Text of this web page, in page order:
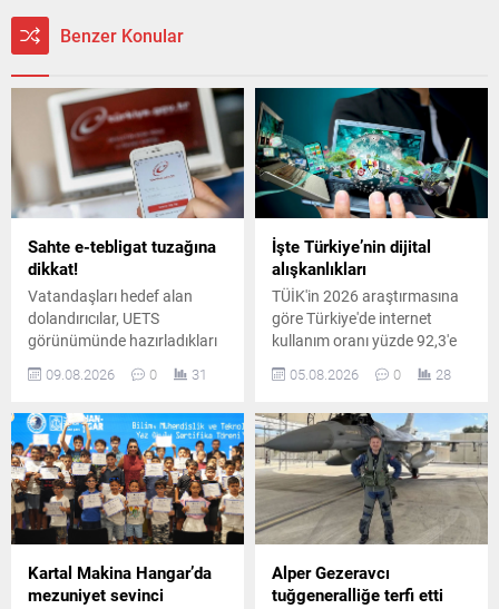
Benzer Konular
Sahte e-tebligat tuzağına
dikkat!
Vatandaşları hedef alan
dolandırıcılar, UETS
görünümünde hazırladıkları
sahte e-postalarla e-Devlet
bilgilerini ele geçirmeye
bağlantılara karşı uyarıyor.
09.08.2026 0 31
İşte Türkiye’nin dijital
alışkanlıkları
TÜİK'in 2026 araştırmasına
göre Türkiye'de internet
kullanım oranı yüzde 92,3'e
yükseldi. En çok kullanılan
sosyal medya ve
yüzde 90 ile WhatsApp oldu.
05.08.2026 0 28
Kartal Makina Hangar’da
mezuniyet sevinci
Alper Gezeravcı
tuğgeneralliğe terfi etti